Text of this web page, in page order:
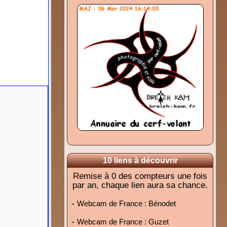
10 liens à découvrir
Remise à 0 des compteurs une fois
par an, chaque lien aura sa chance.
- Webcam de France : Bénodet
- Webcam de France : Guzet